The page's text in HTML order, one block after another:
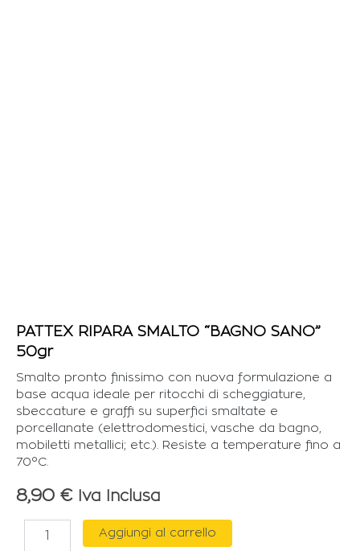
PATTEX RIPARA SMALTO “BAGNO SANO”
50gr
Smalto pronto finissimo con nuova formulazione a
base acqua ideale per ritocchi di scheggiature,
sbeccature e graffi su superfici smaltate e
porcellanate (elettrodomestici, vasche da bagno,
mobiletti metallici; etc.). Resiste a temperature fino a
70°C.
8,90 € Iva Inclusa
RIPARA
Aggiungi al carrello